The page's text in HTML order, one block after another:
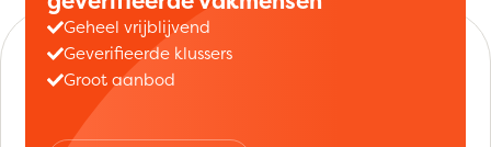
Geheel vrijblijvend
Geverifieerde klussers
Groot aanbod